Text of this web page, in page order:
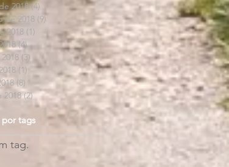
2018 (4) 4 posts
de 2018 (9)
2018 (1) 1 post
(4)4 posts
(3) 3 posts
(1) 1 post
(8) 8 posts
2018 (2)2 posts
por tags
tag.